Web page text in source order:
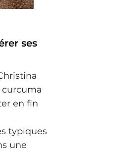
ses
en fin
typiques
une